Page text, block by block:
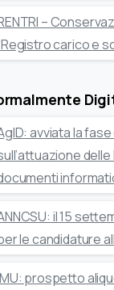
–
carico e
avviata la
delle
il 15
le candidature
prospetto